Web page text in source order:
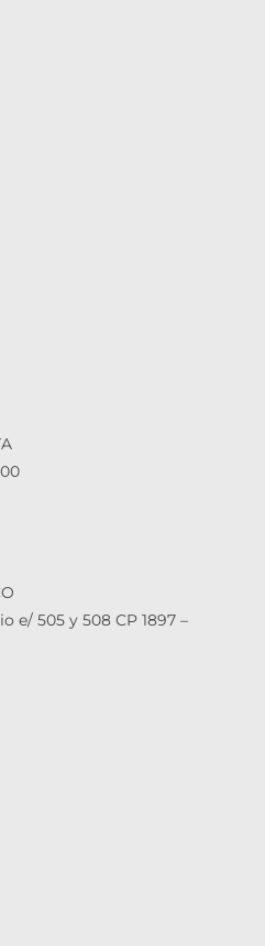
e/ 505 y 508 CP 1897 –